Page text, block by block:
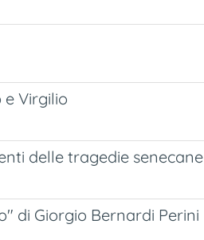
Virgilio
delle tragedie senecane
di Giorgio Bernardi Perini